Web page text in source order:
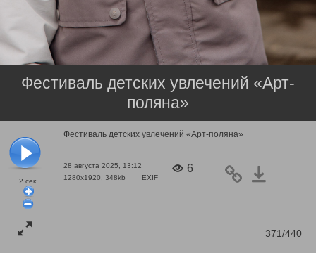
2 сек.
Фестиваль детских увлечений «Арт-поляна»
28 августа 2025, 13:12
1280x1920, 348kb
EXIF
6
371/440
Фестиваль детских увлечений «Арт-
поляна»